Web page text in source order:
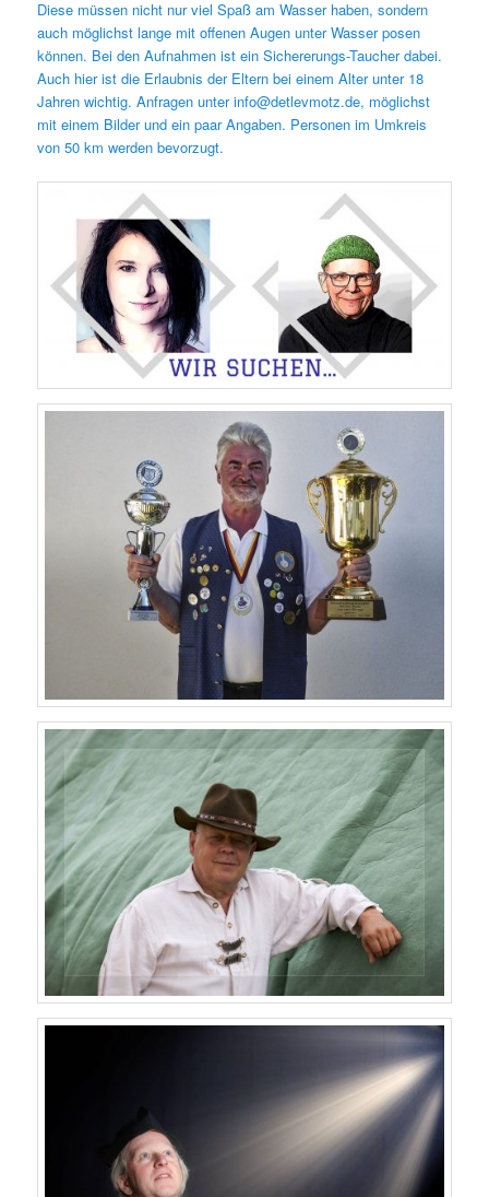
Diese müssen nicht nur viel Spaß am Wasser haben, sondern
auch möglichst lange mit offenen Augen unter Wasser posen
können. Bei den Aufnahmen ist ein Sichererungs-Taucher dabei.
Auch hier ist die Erlaubnis der Eltern bei einem Alter unter 18
Jahren wichtig. Anfragen unter info@detlevmotz.de, möglichst
mit einem Bilder und ein paar Angaben. Personen im Umkreis
von 50 km werden bevorzugt.